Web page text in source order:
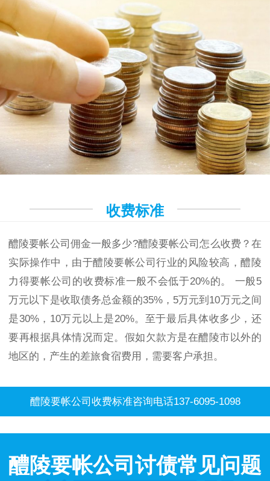
收费标准
醴陵要帐公司佣金一般多少?醴陵要帐公司怎么收费？在
实际操作中，由于醴陵要帐公司行业的风险较高，醴陵
力得要帐公司的收费标准一般不会低于20%的。 一般5
万元以下是收取债务总金额的35%，5万元到10万元之间
是30%，10万元以上是20%。至于最后具体收多少，还
要再根据具体情况而定。假如欠款方是在醴陵市以外的
地区的，产生的差旅食宿费用，需要客户承担。
醴陵要帐公司收费标准咨询电话137-6095-1098
醴陵要帐公司讨债常见问题